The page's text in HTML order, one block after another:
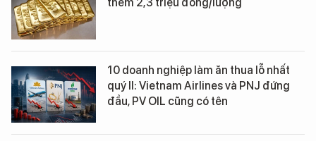
10 doanh nghiệp làm ăn thua lỗ nhất
quý II: Vietnam Airlines và PNJ đứng
đầu, PV OIL cũng có tên